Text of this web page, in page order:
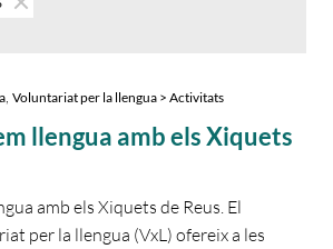
Voluntariat per la llengua > Activitats
llengua amb els Xiquets
amb els Xiquets de Reus. El
per la llengua (VxL) ofereix a les